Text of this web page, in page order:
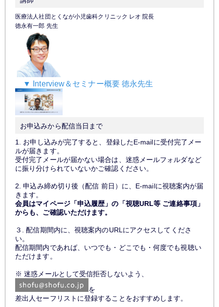
医療法人社団とくなが小児歯科クリニック レオ 院長
徳永有一郎 先生
▼ Interview＆セミナー概要 徳永先生
お申込みから配信当日まで
1. お申し込みが完了すると、登録したE-mailに受付完了メー
ルが届きます。
受付完了メールが届かない場合は、迷惑メールフォルダなど
に振り分けられていないかご確認ください。
2. 申込み締め切り後（配信 前日）に、E-mailに視聴案内が届
きます。
会員はマイページ「申込履歴」の「視聴URL等 ご連絡事項」
からも、ご確認いただけます。
３. 配信期間内に、視聴案内のURLにアクセスしてくださ
い。
配信期間内であれば、いつでも・どこでも・何度でも視聴い
ただけます。
※ 迷惑メールとして受信拒否しないよう、
を
差出人セーフリストに登録することをおすすめします。